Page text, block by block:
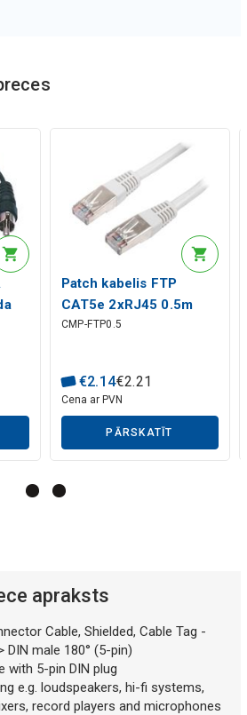
Patch kabelis FTP
CAT5e 2xRJ45 0.5m
CCA
CMP-FTP0.5
€2.14€2.21
Cena ar PVN
PĀRSKATĪT
apraksts
Cable, Shielded, Cable Tag -
DIN male 180° (5-pin)
with 5-pin DIN plug
e.g. loudspeakers, hi-fi systems,
record players and microphones